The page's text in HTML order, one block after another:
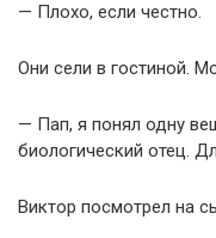
— Плохо, если честно.
Они сели в гостиной.
— Пап, я понял одну
биологический отец.
Виктор посмотрел на